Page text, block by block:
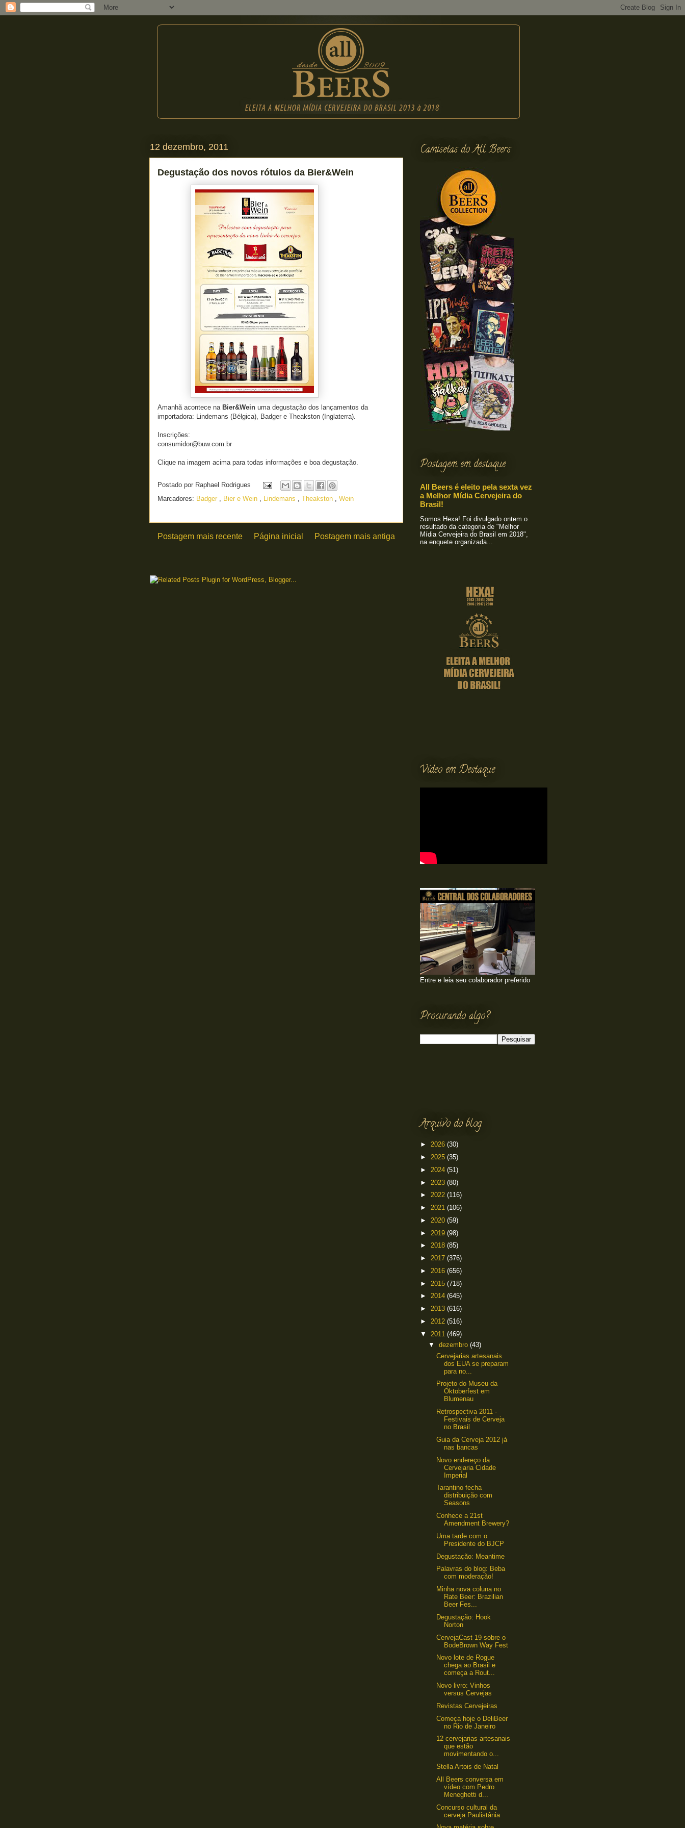
12 dezembro, 2011
Degustação dos novos rótulos da Bier&Wein
Amanhã acontece naBier&Wein uma degustação dos lançamentos da
importadora: Lindemans (Bélgica), Badger e Theakston (Inglaterra).
Inscrições:
consumidor@buw.com.br
Clique na imagem acima para todas informações e boa degustação.
Postado por Raphael Rodrigues
Marcadores: Badger , Bier e Wein , Lindemans , Theakston , Wein
Postagem mais recente Postagem mais antiga
Página inicial
Camisetas do All Beers
Postagem em destaque
All Beers é eleito pela sexta vez
a Melhor Mídia Cervejeira do
Brasil!
Somos Hexa! Foi divulgado ontem o
resultado da categoria de "Melhor
Mídia Cervejeira do Brasil em 2018",
na enquete organizada...
Vídeo em Destaque
Entre e leia seu colaborador preferido
Procurando algo?
Arquivo do blog
► 2026 (30)
► 2025 (35)
► 2024 (51)
► 2023 (80)
► 2022 (116)
► 2021 (106)
► 2020 (59)
► 2019 (98)
► 2018 (85)
► 2017 (376)
► 2016 (656)
► 2015 (718)
► 2014 (645)
► 2013 (616)
► 2012 (516)
▼ 2011 (469)
▼ dezembro (43)
Cervejarias artesanais
dos EUA se preparam
para no...
Projeto do Museu da
Oktoberfest em
Blumenau
Retrospectiva 2011 -
Festivais de Cerveja
no Brasil
Guia da Cerveja 2012 já
nas bancas
Novo endereço da
Cervejaria Cidade
Imperial
Tarantino fecha
distribuição com
Seasons
Conhece a 21st
Amendment Brewery?
Uma tarde com o
Presidente do BJCP
Degustação: Meantime
Palavras do blog: Beba
com moderação!
Minha nova coluna no
Rate Beer: Brazilian
Beer Fes...
Degustação: Hook
Norton
CervejaCast 19 sobre o
BodeBrown Way Fest
Novo lote de Rogue
chega ao Brasil e
começa a Rout...
Novo livro: Vinhos
versus Cervejas
Revistas Cervejeiras
Começa hoje o DeliBeer
no Rio de Janeiro
12 cervejarias artesanais
que estão
movimentando o...
Stella Artois de Natal
All Beers conversa em
vídeo com Pedro
Meneghetti d...
Concurso cultural da
cerveja Paulistânia